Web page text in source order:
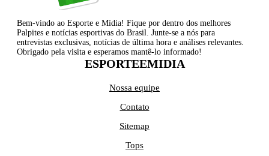
Bem-vindo ao Esporte e Mídia! Fique por dentro dos melhores
Palpites e notícias esportivas do Brasil. Junte-se a nós para
entrevistas exclusivas, notícias de última hora e análises relevantes.
Obrigado pela visita e esperamos mantê-lo informado!
ESPORTEEMIDIA
Nossa equipe
Contato
Sitemap
Tops